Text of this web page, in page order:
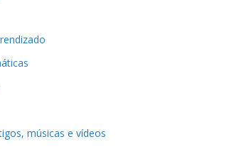
músicas e vídeos